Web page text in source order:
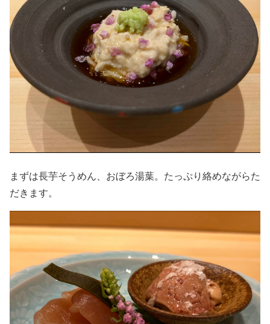
まずは長芋そうめん、おぼろ湯葉。たっぷり絡めながらた
だきます。